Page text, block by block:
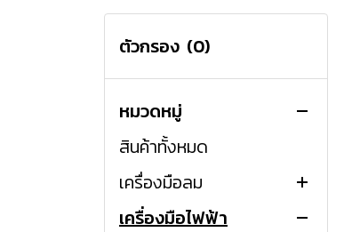
ตัวกรอง (0)
หมวดหมู่
สินค้าทั้งหมด
เครื่องมือลม
ปืนลม
เครื่องมือไฟฟ้า